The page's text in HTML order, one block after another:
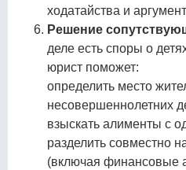
ходатайства и
Решение
деле есть споры о
юрист поможет:
определить место
несовершеннолетних
взыскать алименты с
разделить совместно
(включая финансовые